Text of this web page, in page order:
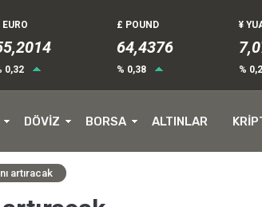
EURO
0,32
£ POUND
64,4376
% 0,38
¥
%
DÖVİZ BORSA ALTINLAR
artıracak